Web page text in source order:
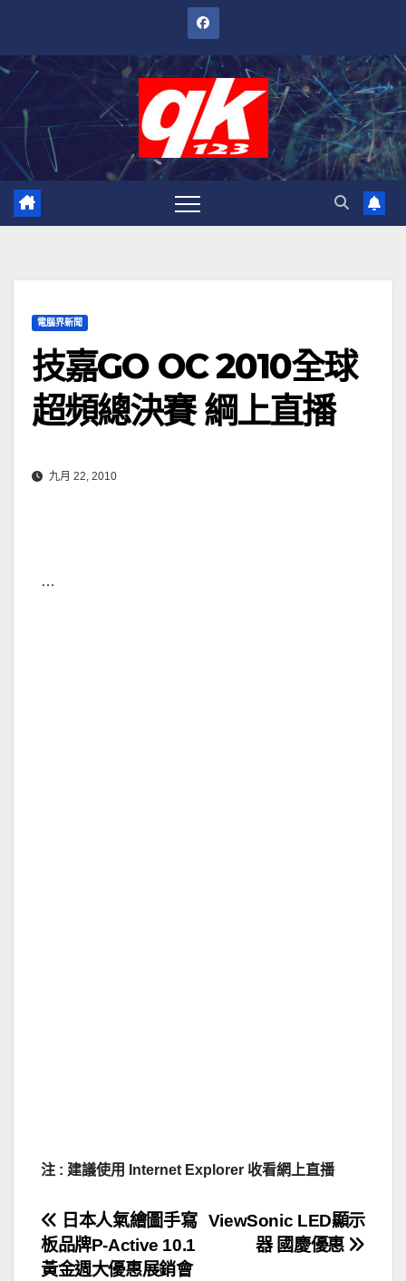
內
電腦界新聞
技嘉GO OC 2010全球
超頻總決賽 綱上直播
九月 22, 2010
…
注 : 建議使用 Internet Explorer 收看網上直播
文
章
ViewSonic LED顯示
器 國慶優惠
日本人氣繪圖手寫
板品牌P-Active 10.1
黃金週大優惠展銷會